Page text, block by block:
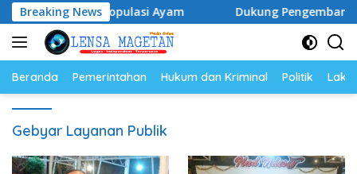
Langsung
ke
konten
Breaking News
dan Populasi Ayam Dukung Pengembangan
Beranda Pemerintahan Hukum dan Kriminal Politik
Gebyar Layanan Publik